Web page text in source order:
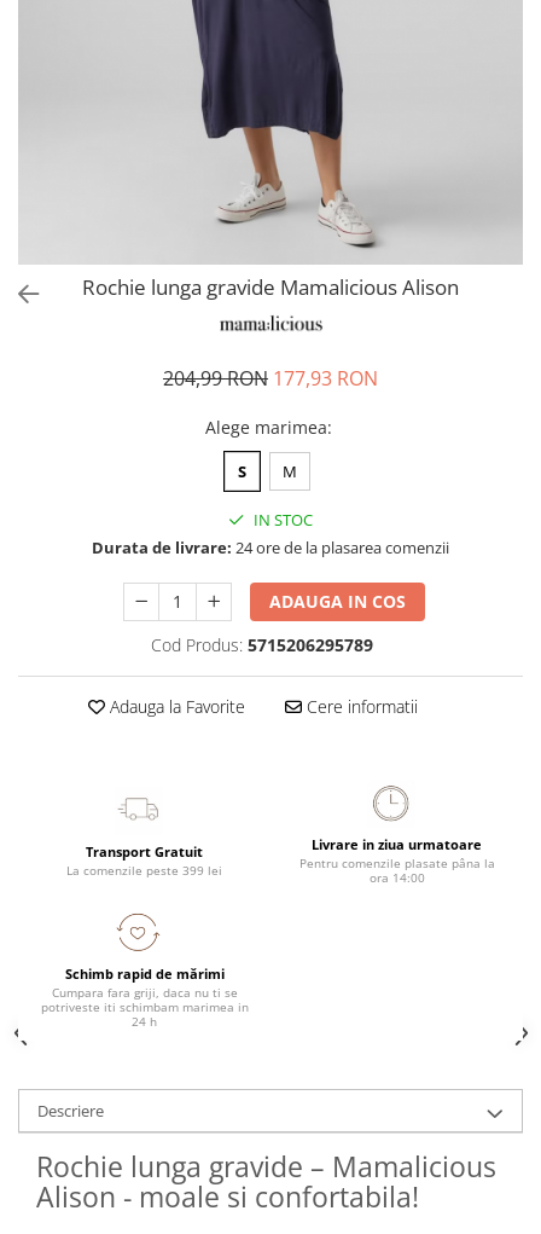
Pantaloni scurți pentru gravide
Sutiene / Bustiere / Maiouri
Rochie lunga gravide Mamalicious Alison
204,99 RON 177,93 RON
Alege marimea:
S M
IN STOC
Durata de livrare: 24 ore de la plasarea comenzii
ADAUGA IN COS
Cod Produs: 5715206295789
Adauga la Favorite Cere informatii
Transport Gratuit
La comenzile peste 399 lei
Livrare in ziua urmatoare
Pentru comenzile plasate pâna la
ora 14:00
Schimb rapid de mărimi
Cumpara fara griji, daca nu ti se
potriveste iti schimbam marimea in
24 h
Descriere
Rochie lunga gravide – Mamalicious
Alison - moale si confortabila!